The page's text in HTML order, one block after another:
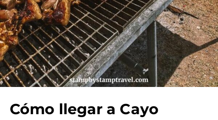
Cómo llegar a Cayo